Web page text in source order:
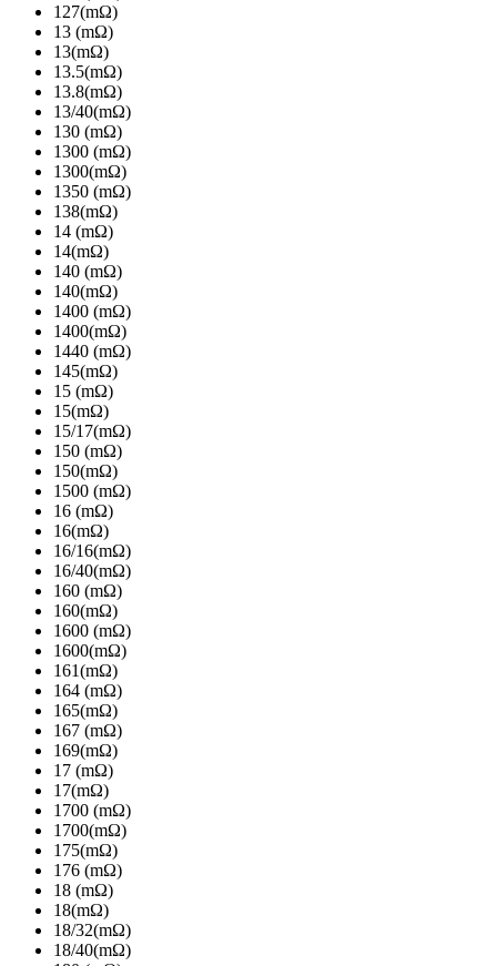
127(mΩ)
13 (mΩ)
13(mΩ)
13.5(mΩ)
13.8(mΩ)
13/40(mΩ)
130 (mΩ)
1300 (mΩ)
1300(mΩ)
1350 (mΩ)
138(mΩ)
14 (mΩ)
14(mΩ)
140 (mΩ)
140(mΩ)
1400 (mΩ)
1400(mΩ)
1440 (mΩ)
145(mΩ)
15 (mΩ)
15(mΩ)
15/17(mΩ)
150 (mΩ)
150(mΩ)
1500 (mΩ)
16 (mΩ)
16(mΩ)
16/16(mΩ)
16/40(mΩ)
160 (mΩ)
160(mΩ)
1600 (mΩ)
1600(mΩ)
161(mΩ)
164 (mΩ)
165(mΩ)
167 (mΩ)
169(mΩ)
17 (mΩ)
17(mΩ)
1700 (mΩ)
1700(mΩ)
175(mΩ)
176 (mΩ)
18 (mΩ)
18(mΩ)
18/32(mΩ)
18/40(mΩ)